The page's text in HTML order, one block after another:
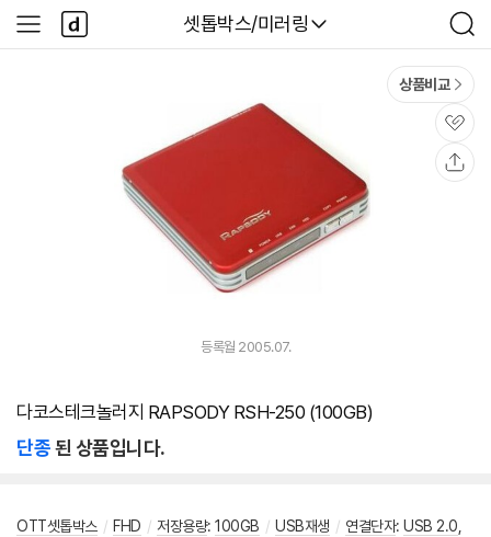
다나와
셋톱박스/미러링
검
색
사
이
다
나
와
상품비교
관
심
등록월 2005.07.
다코스테크놀러지 RAPSODY RSH-250 (100GB)
단종된 상품입니다.
OTT셋톱박스 / FHD / 저장용량: 100GB / USB재생 / 연결단자: USB 2.0